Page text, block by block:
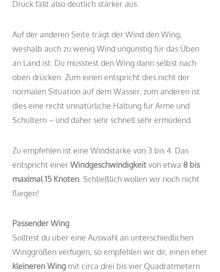
Druck fällt also deutlich stärker aus.
Auf der anderen Seite trägt der Wind den Wing,
weshalb auch zu wenig Wind ungünstig für das Üben
an Land ist. Du müsstest den Wing dann selbst nach
oben drücken. Zum einen entspricht dies nicht der
normalen Situation auf dem Wasser, zum anderen ist
dies eine recht unnatürliche Haltung für Arme und
Schultern – und daher sehr schnell sehr ermüdend.
Zu empfehlen ist eine Windstärke von 3 bis 4. Das
entspricht einerWindgeschwindigkeitvon etwa 8 bis
maximal 15 Knoten . Schließlich wollen wir noch nicht
fliegen!
Passender Wing
Solltest du über eine Auswahl an unterschiedlichen
Winggrößen verfügen, so empfehlen wir dir, einen eher
kleineren Wing mit circa drei bis vier Quadratmetern